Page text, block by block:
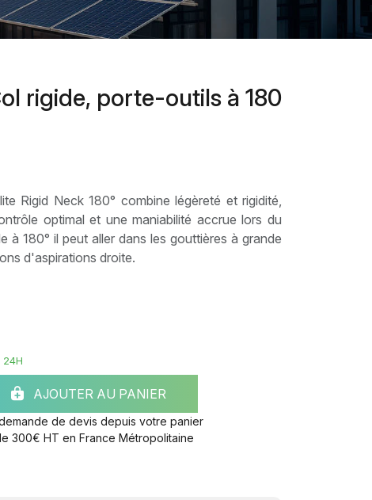
rigide, porte-outils à 180
Rigid Neck 180° combine légèreté et rigidité,
optimal et une maniabilité accrue lors du
à 180° il peut aller dans les gouttières à grande
d'aspirations droite.
24H
AJOUTER AU PANIER
de devis depuis votre panier
300€ HT en France Métropolitaine